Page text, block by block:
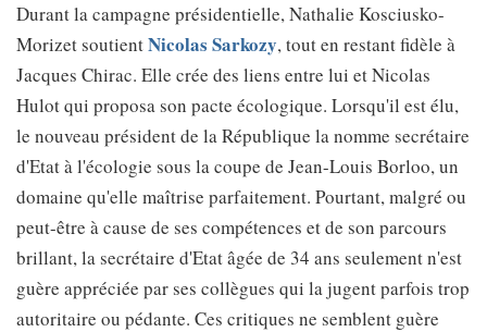
Durant la campagne présidentielle, Nathalie Kosciusko-
Morizet soutientNicolas Sarkozy, tout en restant fidèle à
Jacques Chirac. Elle crée des liens entre lui et Nicolas
Hulot qui proposa son pacte écologique. Lorsqu'il est élu,
le nouveau président de la République la nomme secrétaire
d'Etat à l'écologie sous la coupe de Jean-Louis Borloo, un
domaine qu'elle maîtrise parfaitement. Pourtant, malgré ou
peut-être à cause de ses compétences et de son parcours
brillant, la secrétaire d'Etat âgée de 34 ans seulement n'est
guère appréciée par ses collègues qui la jugent parfois trop
autoritaire ou pédante. Ces critiques ne semblent guère